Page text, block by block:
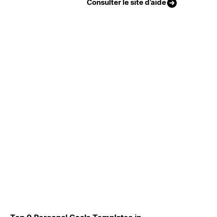
Consulter le site d’aide